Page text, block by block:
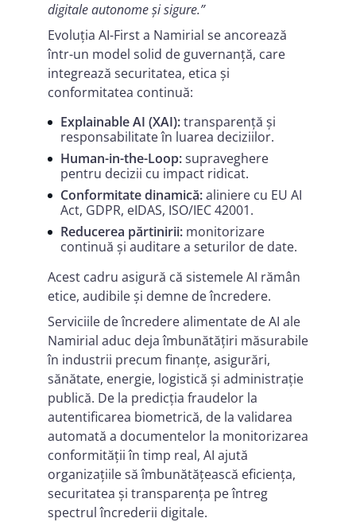
digitale autonome și sigure.”
Evoluția AI-First a Namirial se ancorează
într-un model solid de guvernanță, care
integrează securitatea, etica și
conformitatea continuă:
Explainable AI (XAI):transparență și
responsabilitate în luarea deciziilor.
Human-in-the-Loop:supraveghere
pentru decizii cu impact ridicat.
Conformitate dinamică:aliniere cu EU AI
Act, GDPR, eIDAS, ISO/IEC 42001.
Reducerea părtinirii: monitorizare
continuă și auditare a seturilor de date.
Acest cadru asigură că sistemele AI rămân
etice, audibile și demne de încredere.
Serviciile de încredere alimentate de AI ale
Namirial aduc deja îmbunătățiri măsurabile
în industrii precum finanțe, asigurări,
sănătate, energie, logistică și administrație
publică. De la predicția fraudelor la
autentificarea biometrică, de la validarea
automată a documentelor la monitorizarea
conformității în timp real, AI ajută
organizațiile să îmbunătățească eficiența,
securitatea și transparența pe întreg
spectrul încrederii digitale.